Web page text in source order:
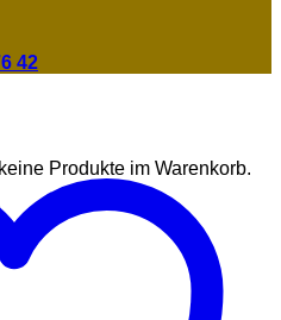
Produkte im Warenkorb.
42